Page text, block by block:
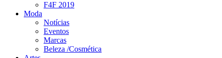
F4F 2019
Moda
Notícias
Eventos
Marcas
Beleza /Cosmética